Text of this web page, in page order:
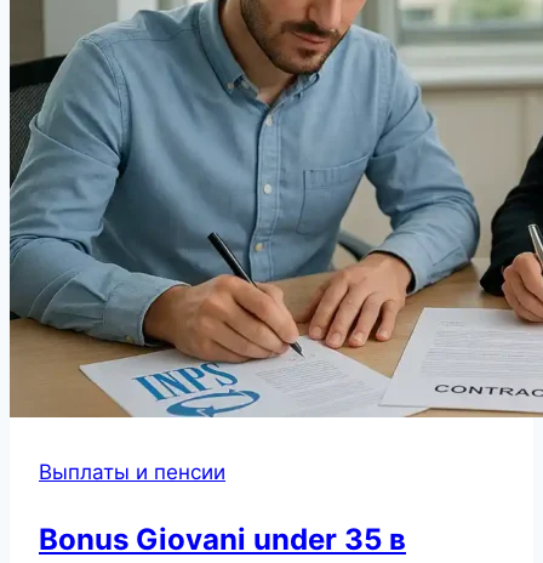
Выплаты и пенсии
Bonus Giovani under 35 в